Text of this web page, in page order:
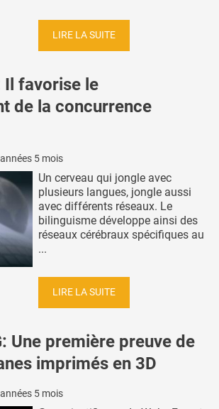
LIRE LA SUITE
Il favorise le
de la concurrence
5 mois
Un cerveau qui jongle avec
plusieurs langues, jongle aussi
avec différents réseaux. Le
bilinguisme développe ainsi des
réseaux cérébraux spécifiques au
...
LIRE LA SUITE
Une première preuve de
imprimés en 3D
5 mois